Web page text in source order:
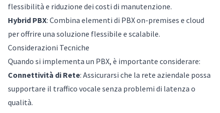
flessibilità e riduzione dei costi di manutenzione.
Hybrid PBX: Combina elementi di PBX on-premises e cloud
per offrire una soluzione flessibile e scalabile.
Considerazioni Tecniche
Quando si implementa un PBX, è importante considerare:
Connettività di Rete: Assicurarsi che la rete aziendale possa
supportare il traffico vocale senza problemi di latenza o
qualità.